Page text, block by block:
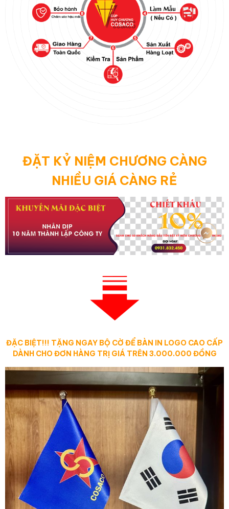
ĐẶT KỶ NIỆM CHƯƠNG CÀNG
NHIỀU GIÁ CÀNG RẺ
ĐẶC BIỆT!!! TẶNG NGAY BỘ CỜ ĐỂ BÀN IN LOGO CAO CẤP
DÀNH CHO ĐƠN HÀNG TRỊ GIÁ TRÊN 3.000.000 ĐỒNG